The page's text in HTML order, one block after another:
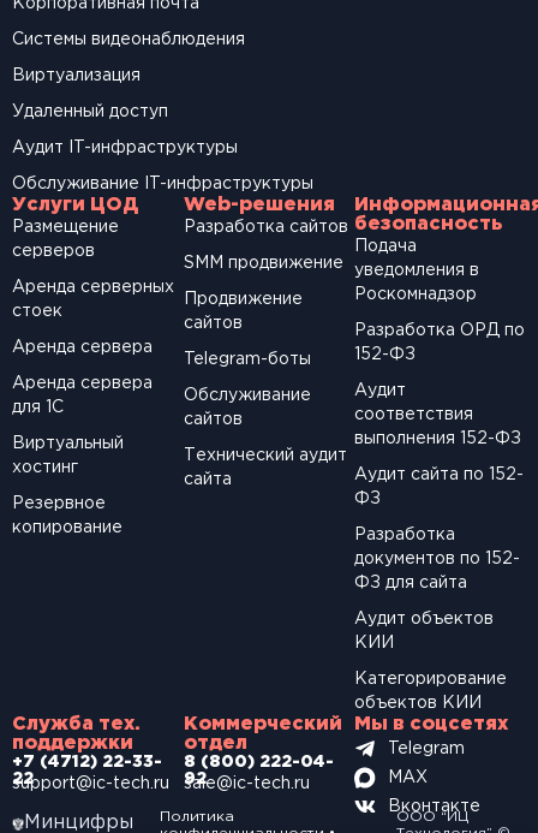
Корпоративная почта
Системы видеонаблюдения
Виртуализация
Удаленный доступ
Аудит IT-инфраструктуры
Обслуживание IT-инфраструктуры
Услуги ЦОД
Размещение
серверов
Аренда серверных
стоек
Аренда сервера
Аренда сервера
для 1С
Виртуальный
хостинг
Резервное
копирование
Web-решения
Разработка сайтов
SМM продвижение
Продвижение
сайтов
Telegram-боты
Обслуживание
сайтов
Технический аудит
сайта
безопасность
Подача
уведомления в
Роскомнадзор
Разработка ОРД по
152-ФЗ
Аудит
соответствия
выполнения 152-ФЗ
Аудит сайта по 152-
ФЗ
Разработка
документов по 152-
ФЗ для сайта
Аудит объектов
КИИ
Категорирование
объектов КИИ
Служба тех.
поддержки
+7 (4712) 22-33-
22
support@ic-tech.ru
Коммерческий
отдел
8 (800) 222-04-
92
sale@ic-tech.ru
Мы в соцсетях
Telegram
MAX
Вконтакте
Минцифры
Политика
ООО “ИЦ